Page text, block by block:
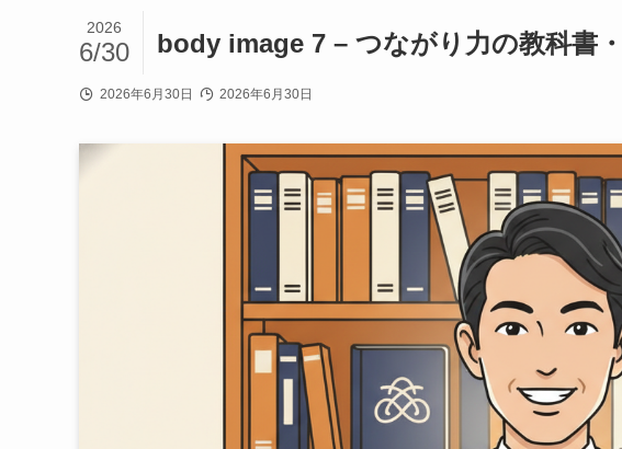
body image 7 – つながり力の教科書
2026
6/30
2026年6月30日 2026年6月30日